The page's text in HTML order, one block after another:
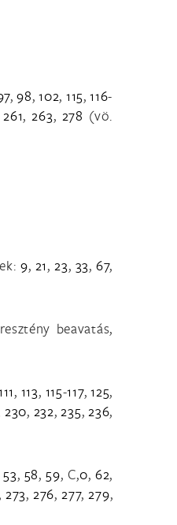
,98,102, 115,116-
261,263, 278 (vö.
9, 21,23, 33, 67,
beavatás,
, 113, 115-117,125,
230, 232,235,236,
53, 58,59, C,0, 62,
273,276,277,279,